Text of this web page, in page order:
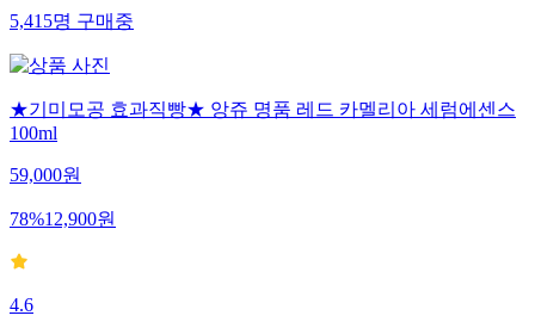
5,415명구매중
★기미모공 효과직빵★ 앙쥬 명품 레드 카멜리아 세럼에센스
100ml
59,000원
78%12,900원
4.6